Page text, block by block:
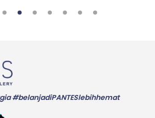
#belanjadiPANTESlebihhemat